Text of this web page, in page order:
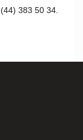
383 50 34.